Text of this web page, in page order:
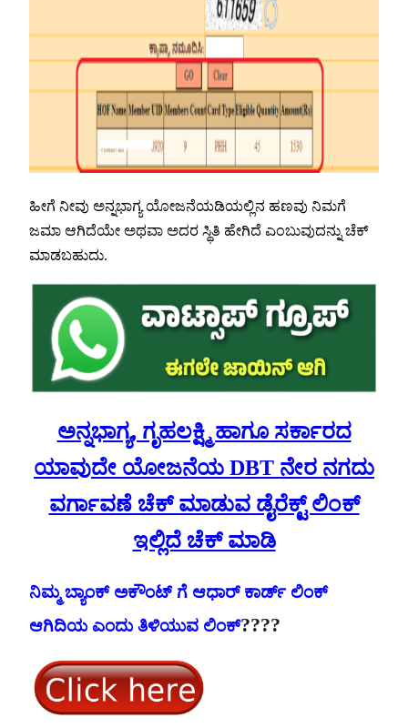
ಹೀಗೆ ನೀವು ಅನ್ನಭಾಗ್ಯ ಯೋಜನೆಯಡಿಯಲ್ಲಿನ ಹಣವು ನಿಮಗೆ
ಜಮಾ ಆಗಿದೆಯೇ ಅಥವಾ ಅದರ ಸ್ಥಿತಿ ಹೇಗಿದೆ ಎಂಬುವುದನ್ನು ಚೆಕ್
ಮಾಡಬಹುದು.
ಅನ್ನಭಾಗ್ಯ, ಗೃಹಲಕ್ಷ್ಮಿ ಹಾಗೂ ಸರ್ಕಾರದ
ಯಾವುದೇ ಯೋಜನೆಯ DBT ನೇರ ನಗದು
ವರ್ಗಾವಣೆ ಚೆಕ್ ಮಾಡುವ ಡೈರೆಕ್ಟ್ ಲಿಂಕ್
ಇಲ್ಲಿದೆ ಚೆಕ್ ಮಾಡಿ
ನಿಮ್ಮ ಬ್ಯಾಂಕ್ ಅಕೌಂಟ್ ಗೆ ಆಧಾರ್ ಕಾರ್ಡ್ ಲಿಂಕ್
ಆಗಿದಿಯ ಎಂದು ತಿಳಿಯುವ ಲಿಂಕ್????